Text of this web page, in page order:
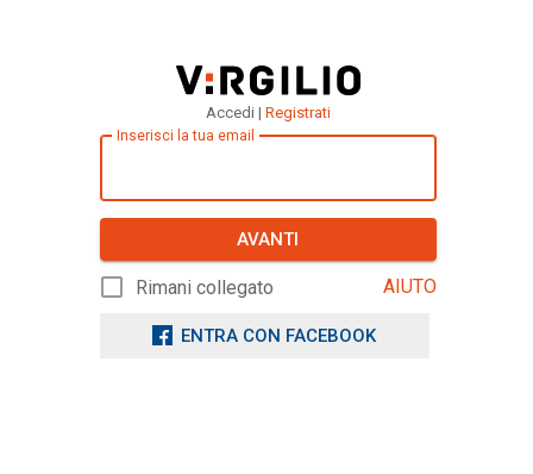
Accedi | Registrati
Inserisci la tua email
AVANTI
Rimani collegato AIUTO
ENTRA CON FACEBOOK